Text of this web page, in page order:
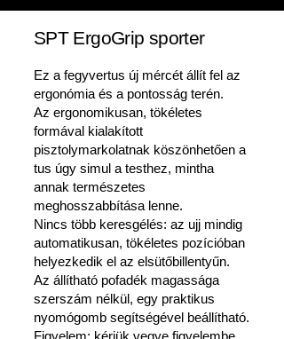
SPT ErgoGrip sporter
Ez a fegyvertus új mércét állít fel az
ergonómia és a pontosság terén.
Az ergonomikusan, tökéletes
formával kialakított
pisztolymarkolatnak köszönhetően a
tus úgy simul a testhez, mintha
annak természetes
meghosszabbítása lenne.
Nincs több keresgélés: az ujj mindig
automatikusan, tökéletes pozícióban
helyezkedik el az elsütőbillentyűn.
Az állítható pofadék magassága
szerszám nélkül, egy praktikus
nyomógomb segítségével beállítható.
Figyelem: kérjük vegye figyelembe,